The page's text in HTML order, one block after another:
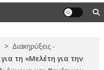
> Διακηρύξεις -
τη «Μελέτη για την